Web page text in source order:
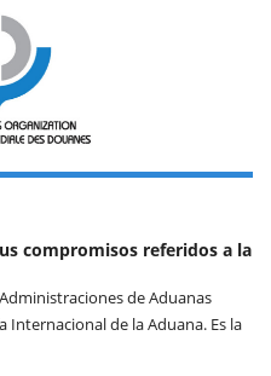
compromisos referidos a la
de Aduanas
Internacional de la Aduana. Es la